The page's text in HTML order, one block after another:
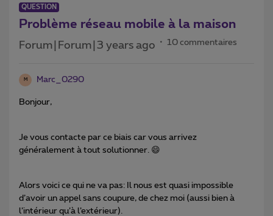
QUESTION
Problème réseau mobile à la maison
Forum|Forum|3 years ago 10 commentaires
M Marc_0290
Bonjour,
Je vous contacte par ce biais car vous arrivez
généralement à tout solutionner. 😄
Alors voici ce qui ne va pas: Il nous est quasi impossible
d’avoir un appel sans coupure, de chez moi (aussi bien à
l’intérieur qu’à l’extérieur).